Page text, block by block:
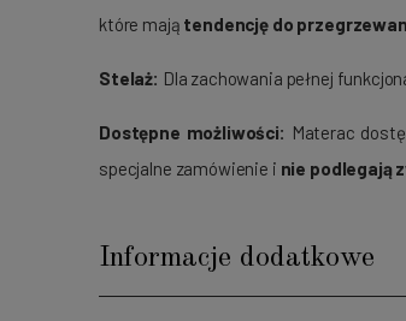
które mają tendencję do
Stelaż: Dla zachowania pełnej
Dostępne możliwości: Materac
specjalne zamówienie i nie podlegają
Informacje dodatkowe